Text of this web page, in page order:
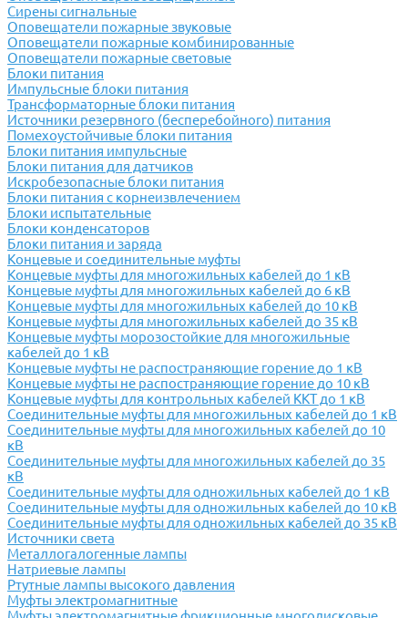
Сирены сигнальные
Оповещатели пожарные звуковые
Оповещатели пожарные комбинированные
Оповещатели пожарные световые
Блоки питания
Импульсные блоки питания
Трансформаторные блоки питания
Источники резервного (бесперебойного) питания
Помехоустойчивые блоки питания
Блоки питания импульсные
Блоки питания для датчиков
Искробезопасные блоки питания
Блоки питания с корнеизвлечением
Блоки испытательные
Блоки конденсаторов
Блоки питания и заряда
Концевые и соединительные муфты
Концевые муфты для многожильных кабелей до 1 кВ
Концевые муфты для многожильных кабелей до 6 кВ
Концевые муфты для многожильных кабелей до 10 кВ
Концевые муфты для многожильных кабелей до 35 кВ
Концевые муфты морозостойкие для многожильные
кабелей до 1 кВ
Концевые муфты не распостраняющие горение до 1 кВ
Концевые муфты не распостраняющие горение до 10 кВ
Концевые муфты для контрольных кабелей ККТ до 1 кВ
Соединительные муфты для многожильных кабелей до 1 кВ
Соединительные муфты для многожильных кабелей до 10
кВ
Соединительные муфты для многожильных кабелей до 35
кВ
Соединительные муфты для одножильных кабелей до 1 кВ
Соединительные муфты для одножильных кабелей до 10 кВ
Соединительные муфты для одножильных кабелей до 35 кВ
Источники света
Металлогалогенные лампы
Натриевые лампы
Ртутные лампы высокого давления
Муфты электромагнитные